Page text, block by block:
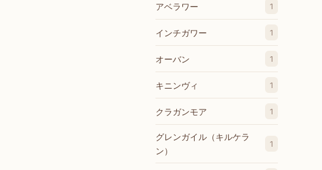
アベラワー 1
インチガワー 1
オーバン 1
キニンヴィ 1
クラガンモア 1
グレンガイル（キルケラ
ン）
1